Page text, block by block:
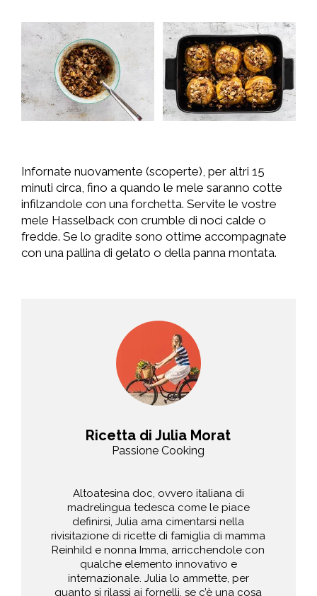
Infornate nuovamente (scoperte), per altri 15
minuti circa, fino a quando le mele saranno cotte
infilzandole con una forchetta. Servite le vostre
mele Hasselback con crumble di noci calde o
fredde. Se lo gradite sono ottime accompagnate
con una pallina di gelato o della panna montata.
Ricetta di Julia Morat
Passione Cooking
Altoatesina doc, ovvero italiana di
madrelingua tedesca come le piace
definirsi, Julia ama cimentarsi nella
rivisitazione di ricette di famiglia di mamma
Reinhild e nonna Imma, arricchendole con
qualche elemento innovativo e
internazionale. Julia lo ammette, per
quanto si rilassi ai fornelli, se c’è una cosa